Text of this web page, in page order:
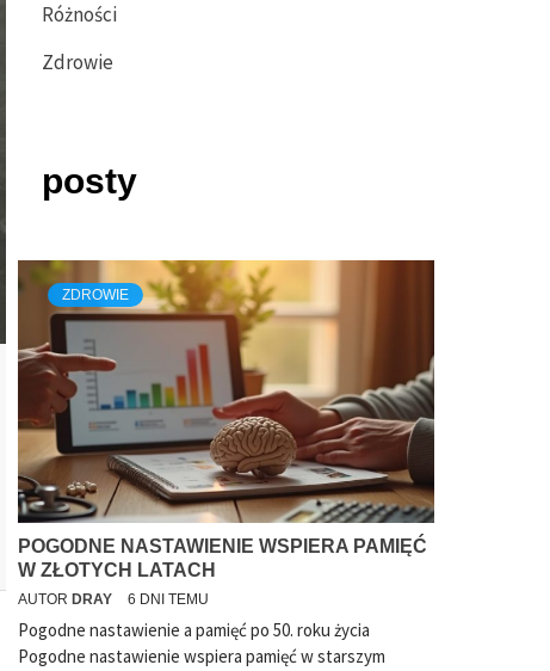
Różności
Zdrowie
posty
ZDROWIE
POGODNE NASTAWIENIE WSPIERA PAMIĘĆ
W ZŁOTYCH LATACH
AUTOR DRAY 6 DNI TEMU
Pogodne nastawienie a pamięć po 50. roku życia
Pogodne nastawienie wspiera pamięć w starszym